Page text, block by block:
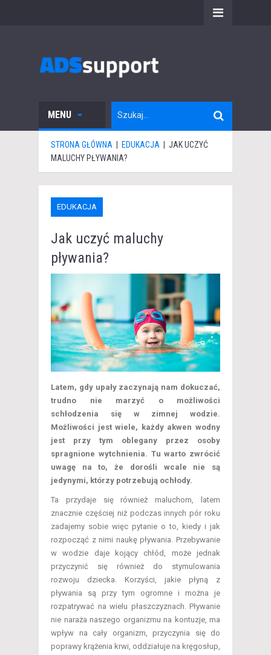
MENU
STRONA GŁÓWNA EDUKACJA
JAK UCZYĆ
MALUCHY PŁYWANIA?
EDUKACJA
Jak uczyć maluchy
pływania?
Latem, gdy upały zaczynają nam dokuczać,
trudno nie marzyć o możliwości
schłodzenia się w zimnej wodzie.
Możliwości jest wiele, każdy akwen wodny
jest przy tym oblegany przez osoby
spragnione wytchnienia. Tu warto zwrócić
uwagę na to, że dorośli wcale nie są
jedynymi, którzy potrzebują ochłody.
Ta przydaje się również maluchom, latem
znacznie częściej niż podczas innych pór roku
zadajemy sobie więc pytanie o to, kiedy i jak
rozpocząć z nimi naukę pływania. Przebywanie
w wodzie daje kojący chłód, może jednak
przyczynić się również do stymulowania
rozwoju dziecka. Korzyści, jakie płyną z
pływania są przy tym ogromne i można je
rozpatrywać na wielu płaszczyznach. Pływanie
nie naraża naszego organizmu na kontuzje, ma
wpływ na cały organizm, przyczynia się do
poprawy krążenia krwi, oddziałuje na kręgosłup,